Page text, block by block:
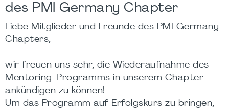
des PMI Germany Chapter
Liebe Mitglieder und Freunde des PMI Germany
Chapters,
wir freuen uns sehr, die Wiederaufnahme des
Mentoring-Programms in unserem Chapter
ankündigen zu können!
Um das Programm auf Erfolgskurs zu bringen,